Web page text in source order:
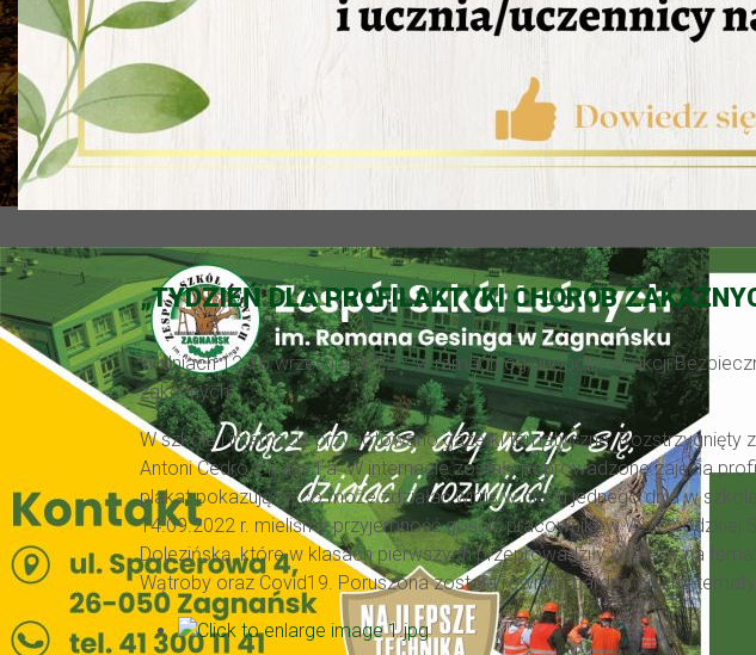
„TYDZIEŃ DLA PROFILAKTYKI CHORÓB
W dniach 12-16 września 2022 r. w ramach ogólnopolskiej akcji
zakaźnych”.
W szkole i internacie przygotowano gazetki tematyczne. Rozstrzygnięty
Antoni Cedro z klasy I a. W internacie zostały poprowadzone zajęcia
plakat pokazujący, co może zdziałać wirus w ciągu jednego dnia w szkole.
14.09.2022 r. mieliśmy przyjemność gościć pracowników Wojewódzkiej
Dolezińską, które w klasach pierwszych przeprowadziły wykłady na
Wątroby oraz Covid19. Poruszona została również bardzo ważna